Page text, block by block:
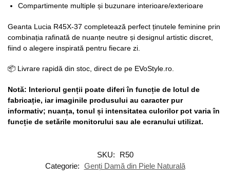
Compartimente multiple și buzunare interioare/exterioare
Geanta Lucia R45X-37 completează perfect ținutele feminine prin
combinația rafinată de nuanțe neutre și designul artistic discret,
fiind o alegere inspirată pentru fiecare zi.
📦 Livrare rapidă din stoc, direct de pe EVoStyle.ro.
Notă: Interiorul genții poate diferi în funcție de lotul de
fabricație, iar imaginile produsului au caracter pur
informativ; nuanța, tonul și intensitatea culorilor pot varia în
funcție de setările monitorului sau ale ecranului utilizat.
SKU:
R50
Categorie: Genți Damă din Piele Naturală